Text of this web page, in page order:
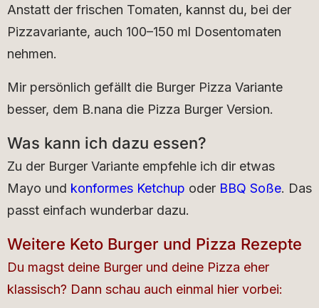
Anstatt der frischen Tomaten, kannst du, bei der
Pizzavariante, auch 100–150 ml Dosentomaten
nehmen.
Mir persönlich gefällt die Burger Pizza Variante
besser, dem B.nana die Pizza Burger Version.
Was kann ich dazu essen?
Zu der Burger Variante empfehle ich dir etwas
Mayo und konformes Ketchup oder BBQ Soße. Das
passt einfach wunderbar dazu.
Weitere Keto Burger und Pizza Rezepte
Du magst deine Burger und deine Pizza eher
klassisch? Dann schau auch einmal hier vorbei: